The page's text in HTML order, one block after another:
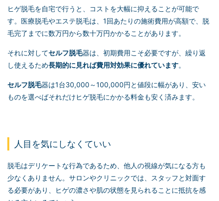
ヒゲ脱毛を自宅で行うと、コストを大幅に抑えることが可能で
す。医療脱毛やエステ脱毛は、1回あたりの施術費用が高額で、脱
毛完了までに数万円から数十万円かかることがあります。
それに対してセルフ脱毛器は、初期費用こそ必要ですが、繰り返
し使えるため長期的に見れば費用対効果に優れています。
セルフ脱毛器は1台30,000～100,000円と値段に幅があり、安い
ものを選べばそれだけヒゲ脱毛にかかる料金も安く済みます。
人目を気にしなくていい
脱毛はデリケートな行為であるため、他人の視線が気になる方も
少なくありません。サロンやクリニックでは、スタッフと対面す
る必要があり、ヒゲの濃さや肌の状態を見られることに抵抗を感